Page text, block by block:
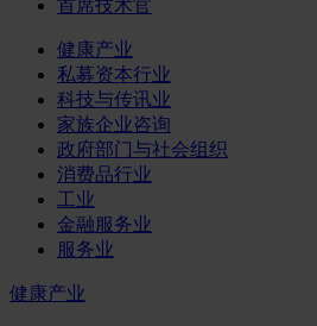
首席技术官
健康产业
私募资本行业
科技与传讯业
家族企业咨询
政府部门与社会组织
消费品行业
工业
金融服务业
服务业
健康产业